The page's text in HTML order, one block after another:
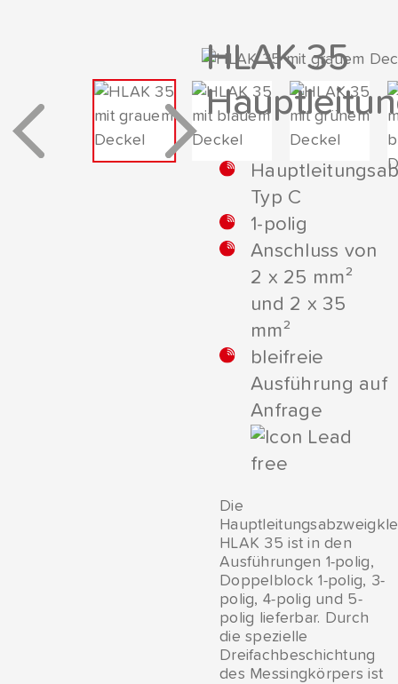
HLAK 35
Typ C
1-polig
Anschluss von
2 x 25 mm²
und 2 x 35
mm²
bleifreie
Ausführung auf
Anfrage
Die
HLAK 35 ist in den
Ausführungen 1-polig,
Doppelblock 1-polig, 3-
polig, 4-polig und 5-
polig lieferbar. Durch
die spezielle
Dreifachbeschichtung
des Messingkörpers ist